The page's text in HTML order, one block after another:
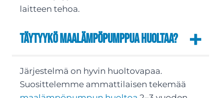
laitteen tehoa.
Täytyykö maalämpöpumppua huoltaa?
Järjestelmä on hyvin huoltovapaa.
Suosittelemme ammattilaisen tekemää